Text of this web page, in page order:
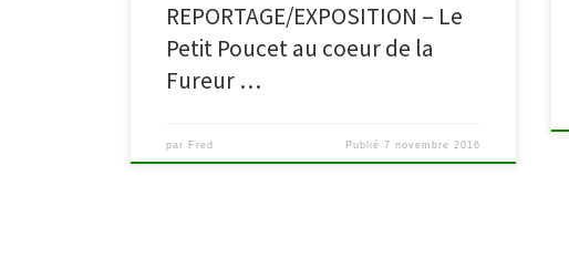
REPORTAGE/EXPOSITION – Le
Petit Poucet au coeur de la
Fureur …
par Fred Publié 7 novembre 2016